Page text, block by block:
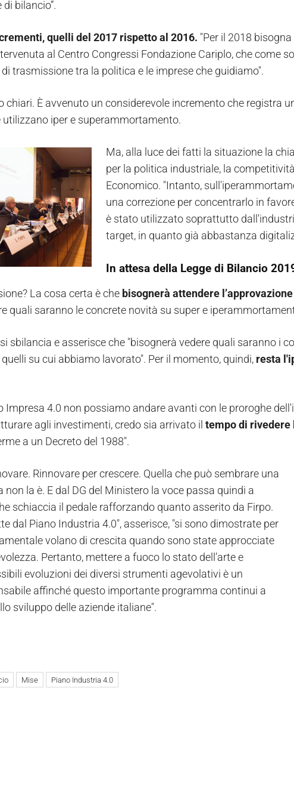
bilancio”.
quelli del 2017 rispetto al 2016. "Per il 2018
al Centro Congressi Fondazione Cariplo, che come
trasmissione tra la politica e le imprese che guidiamo".
chiari. È avvenuto un considerevole incremento che registra
utilizzano iper e superammortamento.
Ma, alla luce dei fatti la situazione la
per la politica industriale, la
Economico. "Intanto,
una correzione per concentrarlo in
è stato utilizzato soprattutto
target, in quanto già abbastanza
In attesa della Legge di Bilancio
La cosa certa è che bisognerà attendere
quali saranno le concrete novità su super e
sbilancia e asserisce che "bisognerà vedere quali saranno i
su cui abbiamo lavorato". Per il momento, quindi, resta
Impresa 4.0 non possiamo andare avanti con le proroghe
agli investimenti, credo sia arrivato il tempo di rivedere
a un Decreto del 1988".
Rinnovare per crescere. Quella che può sembrare una
la è. E dal DG del Ministero la voce passa quindi a
schiaccia il pedale rafforzando quanto asserito da Firpo.
dal Piano Industria 4.0", asserisce, "si sono dimostrate per
volano di crescita quando sono state approcciate
Pertanto, mettere a fuoco lo stato dell’arte e
evoluzioni dei diversi strumenti agevolativi è un
affinché questo importante programma continui a
sviluppo delle aziende italiane".
Mise Piano Industria 4.0